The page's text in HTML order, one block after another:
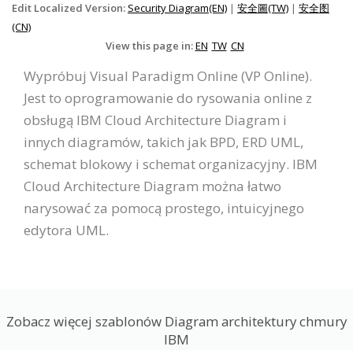
Edit Localized Version: Security Diagram(EN) | 安全圖(TW) | 安全图
(CN)
View this page in:EN TW CN
Wypróbuj Visual Paradigm Online (VP Online).
Jest to oprogramowanie do rysowania online z
obsługą IBM Cloud Architecture Diagram i
innych diagramów, takich jak BPD, ERD UML,
schemat blokowy i schemat organizacyjny. IBM
Cloud Architecture Diagram można łatwo
narysować za pomocą prostego, intuicyjnego
edytora UML.
Zobacz więcej szablonów Diagram architektury chmury
IBM